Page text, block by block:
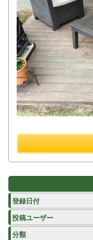
登録日付
投稿ユーザー
分類